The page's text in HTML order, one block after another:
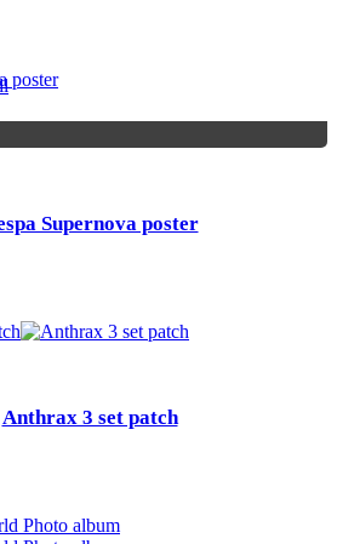
Supernova poster
Anthrax 3 set patch